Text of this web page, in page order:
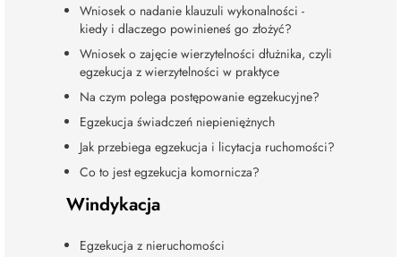
Wniosek o nadanie klauzuli wykonalności -
kiedy i dlaczego powinieneś go złożyć?
Wniosek o zajęcie wierzytelności dłużnika, czyli
egzekucja z wierzytelności w praktyce
Na czym polega postępowanie egzekucyjne?
Egzekucja świadczeń niepieniężnych
Jak przebiega egzekucja i licytacja ruchomości?
Co to jest egzekucja komornicza?
Windykacja
Egzekucja z nieruchomości